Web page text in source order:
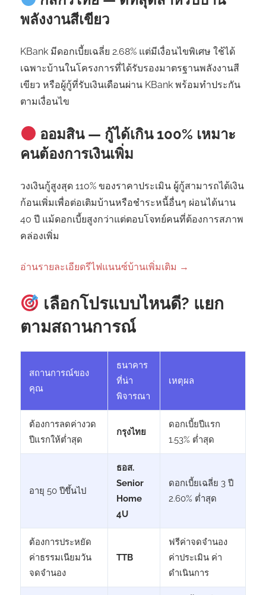
พลังงานสีเขียว
KBank มีดอกเบี้ยเฉลี่ย 2.68% แต่มีเงื่อนไขพิเศษ ใช้ได้
เฉพาะบ้านในโครงการที่ได้รับรองมาตรฐานพลังงานสี
เขียว หรือผู้กู้ที่รับเงินเดือนผ่าน KBank พร้อมทำประกัน
ตามเงื่อนไข
ออมสิน — กู้ได้เกิน 100% เหมาะ
คนต้องการเงินเพิ่ม
วงเงินกู้สูงสุด 110% ของราคาประเมิน ผู้กู้สามารถได้เงิน
ก้อนเพิ่มเพื่อต่อเติมบ้านหรือชำระหนี้อื่นๆ ผ่อนได้นาน
40 ปี แม้ดอกเบี้ยสูงกว่าแต่ตอบโจทย์คนที่ต้องการสภาพ
คล่องเพิ่ม
อ่านรายละเอียดรีไฟแนนซ์บ้านเพิ่มเติม →
เลือกโปรแบบไหนดี? แยก
ตามสถานการณ์
สถานการณ์ของ
คุณ
ธนาคาร
ที่น่า
พิจารณา
เหตุผล
ต้องการลดค่างวด
ปีแรกให้ต่ำสุด
กรุงไทย
ดอกเบี้ยปีแรก
1.53% ต่ำสุด
อายุ 50 ปีขึ้นไป
ธอส.
Senior
Home
4U
ดอกเบี้ยเฉลี่ย 3 ปี
2.60% ต่ำสุด
ต้องการประหยัด
ค่าธรรมเนียมวัน
จดจำนอง
TTB
ฟรีค่าจดจำนอง
ค่าประเมิน ค่า
ดำเนินการ